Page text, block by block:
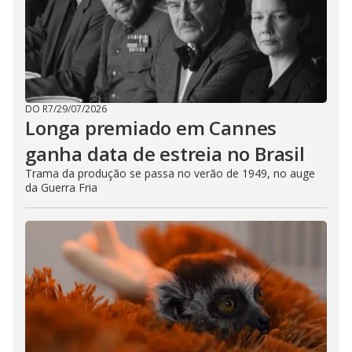
DO R7/29/07/2026
Longa premiado em Cannes
ganha data de estreia no Brasil
Trama da produção se passa no verão de 1949, no auge
da Guerra Fria